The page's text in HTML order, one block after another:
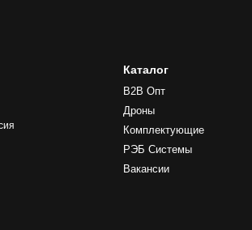
Каталог
B2B Опт
Дроны
Комплектующие
РЭБ Системы
Вакансии